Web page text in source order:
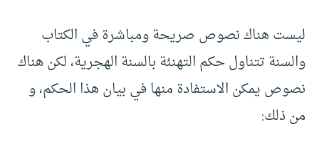
ليست هناك نصوص صريحة ومباشرة في الكتاب
والسنة تتناول حكم التهنئة بالسنة الهجرية، لكن هناك
نصوص يمكن الاستفادة منها في بيان هذا الحكم، و
من ذلك: